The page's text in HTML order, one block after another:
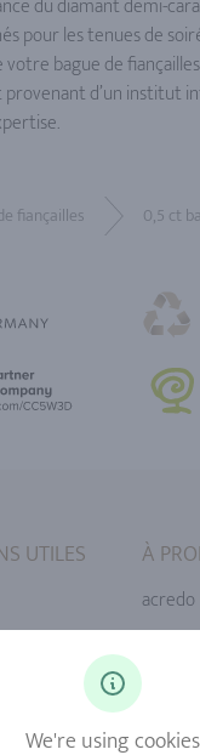
pour les tenues de
bague de
d’un institut
fiançailles 0,5 ct
UTILES À
acredo
Notre
We're using cookies